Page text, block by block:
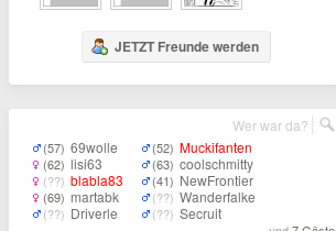
JETZT Freunde werden
(57) 69wolle
(62) lisi63
(??) blabla83
(69) martabk
(??) Driverle
(52) Muckifanten
(63) coolschmitty
(41) NewFrontier
(??) Wanderfalke
(??) Secruit
Wer war da?